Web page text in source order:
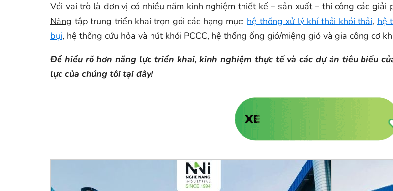
Với vai trò là đơn vị có nhiều năm kinh nghiệm thiết kế – sản xuất – thi công các
Năng tập trung triển khai trọn gói các hạng mục: hệ thống xử lý khí thải khói thải, hệ
bụi, hệ thống cứu hỏa và hút khói PCCC, hệ thống ống gió/miệng gió và gia công cơ
Để hiểu rõ hơn năng lực triển khai, kinh nghiệm thực tế và các dự án tiêu biểu
lực của chúng tôi tại đây!